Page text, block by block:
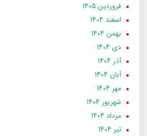
فروردین 1405
اسفند 1404
بهمن 1404
دی 1404
آذر 1404
آبان 1404
مهر 1404
شهریور 1404
مرداد 1404
تير 1404